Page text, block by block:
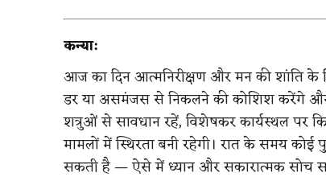
कन्या:
आज का दिन आत्मनिरीक्षण और मन की
डर या असमंजस से निकलने की कोशिश करेंगे
शत्रुओं से सावधान रहें, विशेषकर कार्यस्थल पर
मामलों में स्थिरता बनी रहेगी। रात के समय कोई
सकती है — ऐसे में ध्यान और सकारात्मक सोच